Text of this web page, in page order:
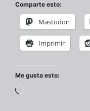
Comparte esto:
Mastodon
Imprimir
Me gusta esto: